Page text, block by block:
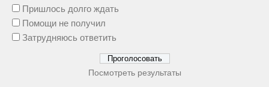
Пришлось долго ждать
Помощи не получил
Затрудняюсь ответить
Посмотреть результаты